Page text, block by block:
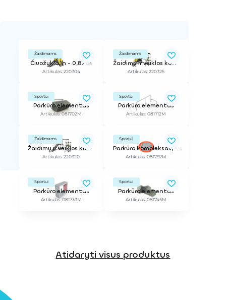
Žaidimams
Čiuožykla, h - 0,87 m
Artikulas: 220304
Žaidimams
Žaidimų ir veiklos kompleksas
Artikulas: 220325
Sportui
Parkūro elementas
Artikulas: 081702M
Sportui
Parkūro elementas
Artikulas: 081712M
Žaidimams
Žaidimų ir veiklos kompleksas
Artikulas: 220320
Sportui
Parkūro kompleksas, 130 m2
Artikulas: 081792M
Sportui
Parkūro elementas
Artikulas: 081733M
Sportui
Parkūro elementas
Artikulas: 081745M
Atidaryti visus produktus